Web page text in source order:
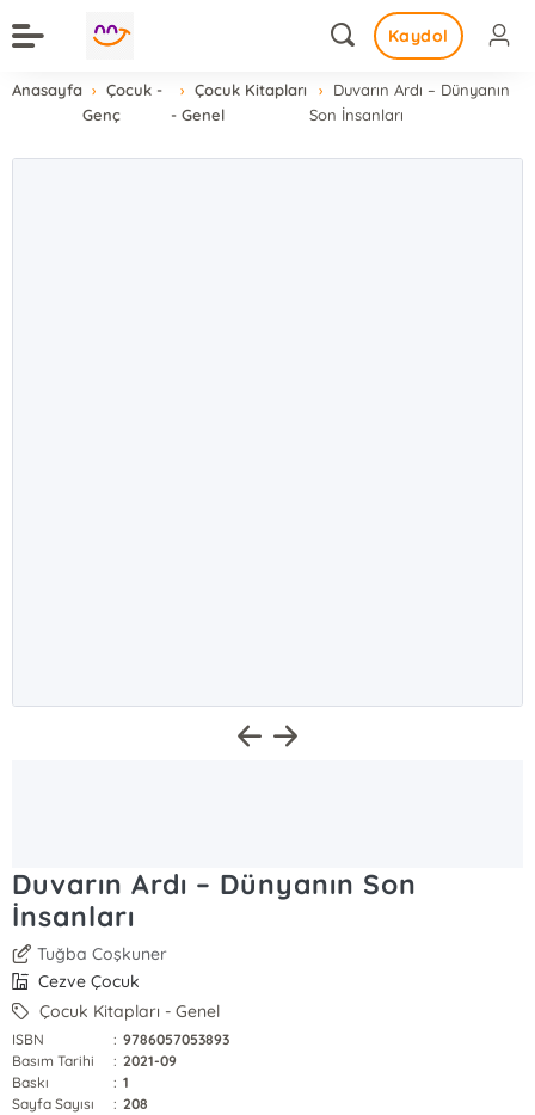
Kaydol
Anasayfa
Çocuk -
Genç
Çocuk Kitapları
- Genel
Duvarın Ardı – Dünyanın
Son İnsanları
Duvarın Ardı – Dünyanın Son
İnsanları
Tuğba Coşkuner
Cezve Çocuk
Çocuk Kitapları - Genel
ISBN : 9786057053893
Basım Tarihi
: 2021-09
Baskı
: 1
Sayfa Sayısı
: 208